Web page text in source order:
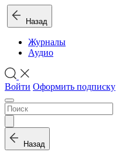
Назад
Журналы
Аудио
Войти Оформить подписку
Назад